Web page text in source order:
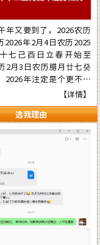
年又要到了，2026农历
2026年2月4日农历2025
七己酉日立春开始至
2月3日农历腊月廿七癸
2026年注定是个更不平
，本年国际形势会更加动
杂，国内派系斗争逼害严
更加混乱，行业拢断更加
民营企业压力已至顶端悬
有更多的民营企业被洗牌
，两极化更加明显。但不
各人有各自的命，十二生
命局的不同，运势也各有
使自己在新的一年里能够
行好运，有必要先知先
了解一下2026年十二生
运势情况为未来的一年提
争取更大的成就……
【详情】
选我理由